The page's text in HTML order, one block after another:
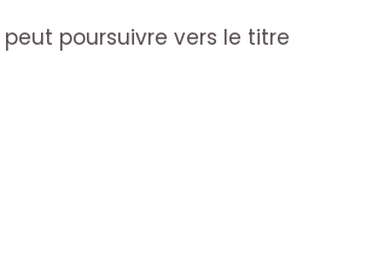
poursuivre vers le titre